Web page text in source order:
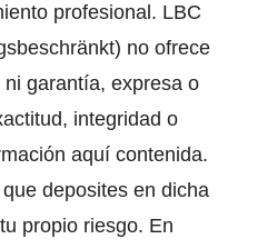
profesional. LBC
no ofrece
garantía, expresa o
integridad o
aquí contenida.
deposites en dicha
propio riesgo. En